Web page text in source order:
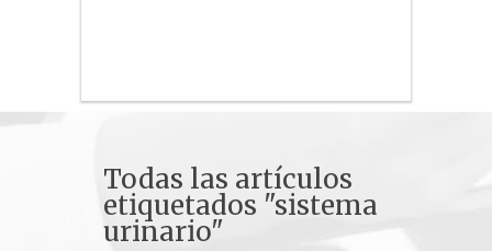
Todas las artículos
etiquetados "sistema
urinario"